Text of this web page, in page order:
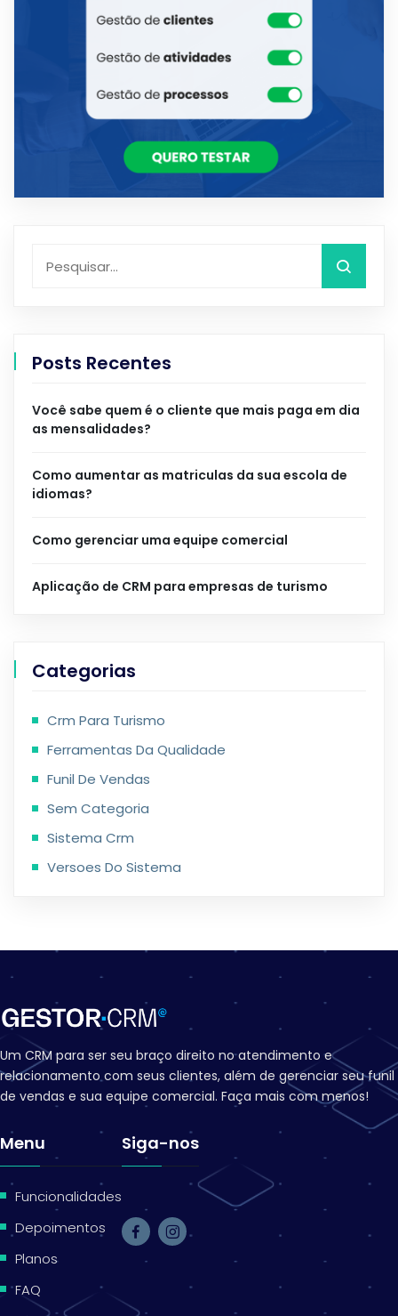
Posts Recentes
Você sabe quem é o cliente que mais paga em dia
as mensalidades?
Como aumentar as matriculas da sua escola de
idiomas?
Como gerenciar uma equipe comercial
Aplicação de CRM para empresas de turismo
Categorias
Crm Para Turismo
Ferramentas Da Qualidade
Funil De Vendas
Sem Categoria
Sistema Crm
Versoes Do Sistema
Um CRM para ser seu braço direito no atendimento e
relacionamento com seus clientes, além de gerenciar seu funil
de vendas e sua equipe comercial. Faça mais com menos!
Menu
Funcionalidades
Depoimentos
Planos
FAQ
Siga-nos